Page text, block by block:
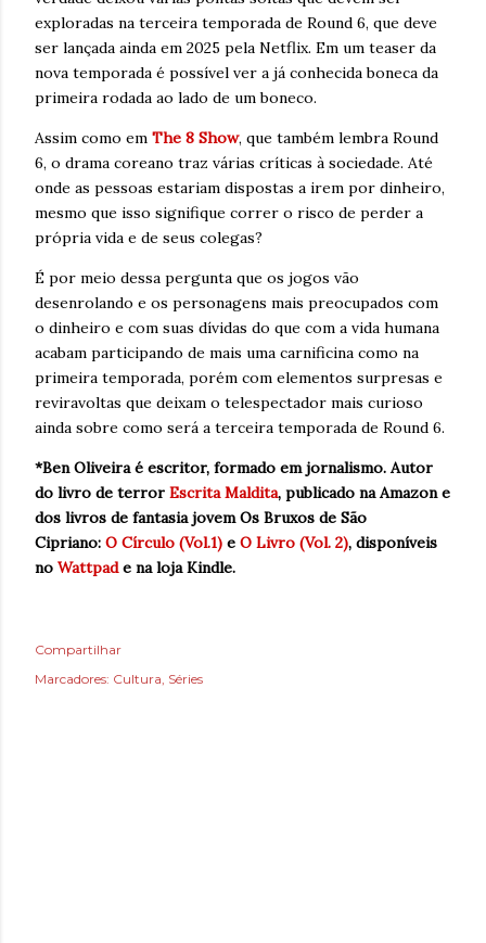
exploradas na terceira temporada de Round 6, que deve
ser lançada ainda em 2025 pela Netflix. Em um teaser da
nova temporada é possível ver a já conhecida boneca da
primeira rodada ao lado de um boneco.
Assim como em The 8 Show, que também lembra Round
6, o drama coreano traz várias críticas à sociedade. Até
onde as pessoas estariam dispostas a irem por dinheiro,
mesmo que isso signifique correr o risco de perder a
própria vida e de seus colegas?
É por meio dessa pergunta que os jogos vão
desenrolando e os personagens mais preocupados com
o dinheiro e com suas dívidas do que com a vida humana
acabam participando de mais uma carnificina como na
primeira temporada, porém com elementos surpresas e
reviravoltas que deixam o telespectador mais curioso
ainda sobre como será a terceira temporada de Round 6.
*Ben Oliveira é escritor, formado em jornalismo. Autor
do livro de terror Escrita Maldita, publicado na Amazon e
dos livros de fantasia jovem Os Bruxos de São
Cipriano: O Círculo (Vol.1) e O Livro (Vol. 2), disponíveis
no Wattpade na loja Kindle.
Compartilhar
Marcadores: Cultura Séries